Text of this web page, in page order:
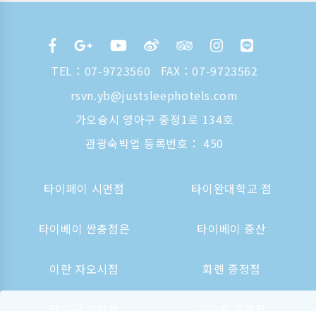
TEL： 07-9723560
FAX：07-9723562
rsvn.yb@justsleephotels.com
가오슝시 영아구 중정1로 134호
관광숙박업 등록번호： 450
타이페이 시먼점 타이완대학교 점
타이베이 싼충점은 타이베이 중산
이란 자오시점 화롄 종정점